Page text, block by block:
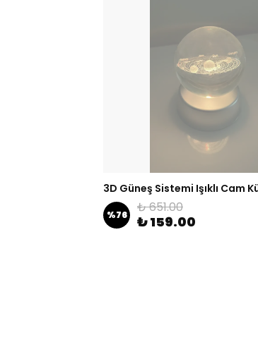
3D Güneş Sistemi Işıklı Cam
%76 ₺ 651.00
₺ 159.00